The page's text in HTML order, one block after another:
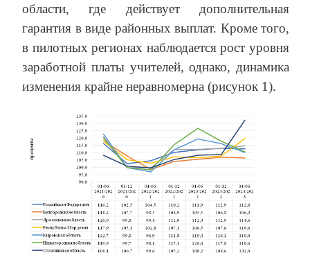
области, где действует дополнительная
гарантия в виде районных выплат. Кроме того,
в пилотных регионах наблюдается рост уровня
заработной платы учителей, однако, динамика
изменения крайне неравномерна (рисунок 1).